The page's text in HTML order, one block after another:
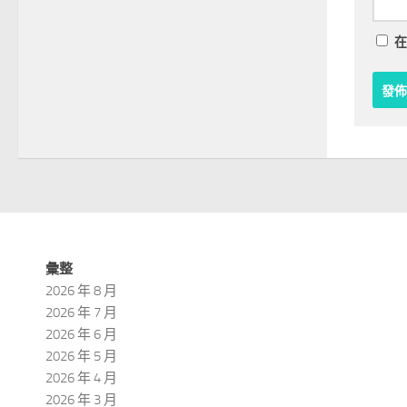
在
彙整
2026 年 8 月
2026 年 7 月
2026 年 6 月
2026 年 5 月
2026 年 4 月
2026 年 3 月